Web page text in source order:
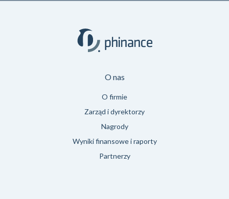
O nas
O firmie
Zarząd i dyrektorzy
Nagrody
Wyniki finansowe i raporty
Partnerzy